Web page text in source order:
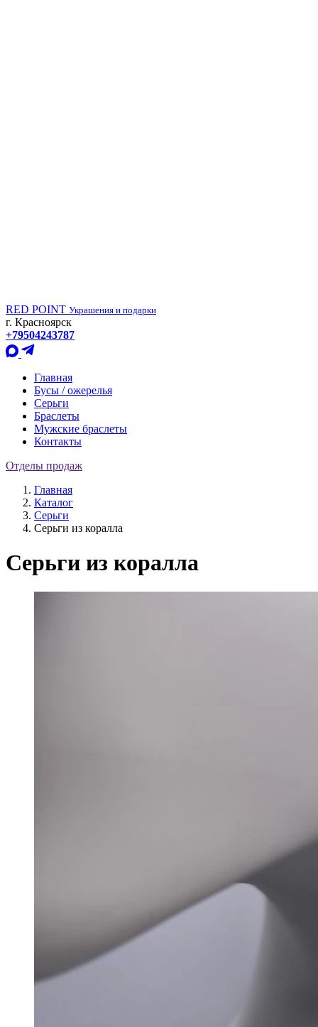
RED POINT Украшения и подарки
г. Красноярск
+79504243787
Главная
Бусы / ожерелья
Серьги
Браслеты
Мужские браслеты
Контакты
Отделы продаж
Главная
Каталог
Серьги
Серьги из коралла
Серьги из коралла